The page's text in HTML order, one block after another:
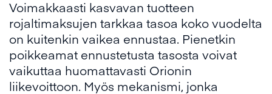
Voimakkaasti kasvavan tuotteen
rojaltimaksujen tarkkaa tasoa koko vuodelta
on kuitenkin vaikea ennustaa. Pienetkin
poikkeamat ennustetusta tasosta voivat
vaikuttaa huomattavasti Orionin
liikevoittoon. Myös mekanismi, jonka